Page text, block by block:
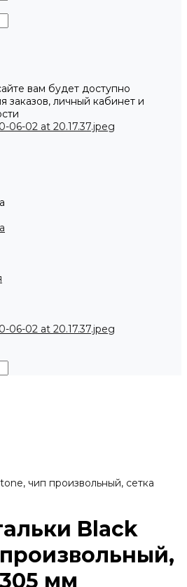
вам будет доступно
заказов, личный кабинет и
чип произвольный, сетка
Blaсk
мм